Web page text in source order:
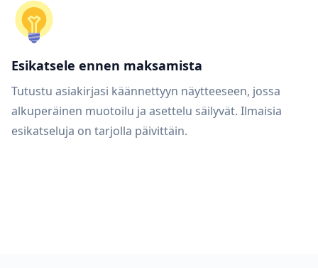
Esikatsele ennen maksamista
Tutustu asiakirjasi käännettyyn näytteeseen, jossa
alkuperäinen muotoilu ja asettelu säilyvät. Ilmaisia
esikatseluja on tarjolla päivittäin.